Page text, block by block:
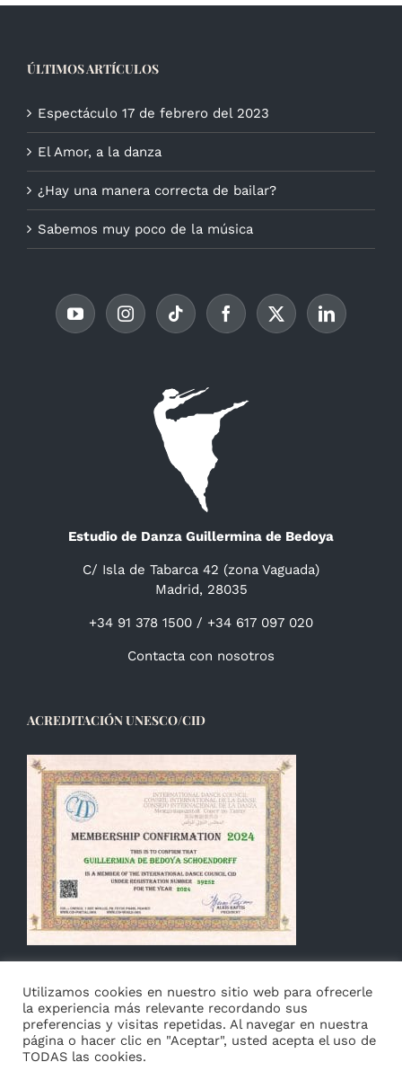
ÚLTIMOS ARTÍCULOS
Espectáculo 17 de febrero del 2023
El Amor, a la danza
¿Hay una manera correcta de bailar?
Sabemos muy poco de la música
Estudio de Danza Guillermina de Bedoya
C/ Isla de Tabarca 42 (zona Vaguada)
Madrid, 28035
+34 91 378 1500 / +34 617 097 020
Contacta con nosotros
ACREDITACIÓN UNESCO/CID
© Copyright 2014 -
Utilizamos cookies en nuestro sitio web para ofrecerle
la experiencia más relevante recordando sus
preferencias y visitas repetidas. Al navegar en nuestra
página o hacer clic en "Aceptar", usted acepta el uso de
TODAS las cookies.